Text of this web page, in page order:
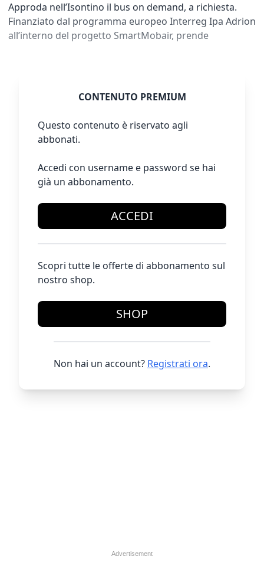
Approda nell’Isontino il bus on demand, a richiesta.
Finanziato dal programma europeo Interreg Ipa Adrion
all’interno del progetto SmartMobair, prende
CONTENUTO PREMIUM
Questo contenuto è riservato agli
abbonati.
Accedi con username e password se hai
già un abbonamento.
ACCEDI
Scopri tutte le offerte di abbonamento sul
nostro shop.
SHOP
Non hai un account? Registrati ora.